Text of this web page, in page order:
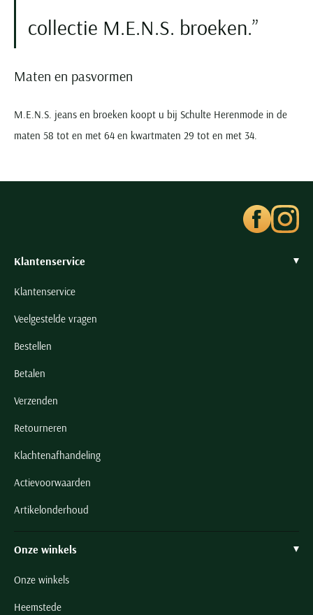
collectie M.E.N.S. broeken.
Maten en pasvormen
M.E.N.S. jeans en broeken koopt u bij Schulte Herenmode in de
maten 58 tot en met 64 en kwartmaten 29 tot en met 34.
Klantenservice
Klantenservice
Veelgestelde vragen
Bestellen
Betalen
Verzenden
Retourneren
Klachtenafhandeling
Actievoorwaarden
Artikelonderhoud
Onze winkels
Onze winkels
Heemstede